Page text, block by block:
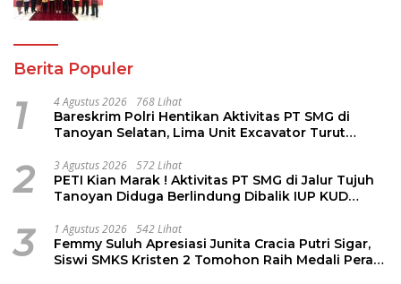
Berita Populer
1 4 Agustus 2026 768 Lihat
Bareskrim Polri Hentikan Aktivitas PT SMG di
Tanoyan Selatan, Lima Unit Excavator Turut
2 3 Agustus 2026 572 Lihat
PETI Kian Marak ! Aktivitas PT SMG di Jalur Tujuh
Tanoyan Diduga Berlindung Dibalik IUP KUD
3 1 Agustus 2026 542 Lihat
Femmy Suluh Apresiasi Junita Cracia Putri Sigar,
Siswi SMKS Kristen 2 Tomohon Raih Medali Perak